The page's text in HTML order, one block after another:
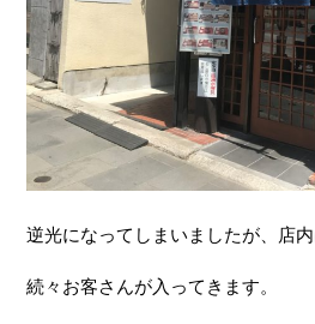
逆光になってしまいましたが、店内
続々お客さんが入ってきます。